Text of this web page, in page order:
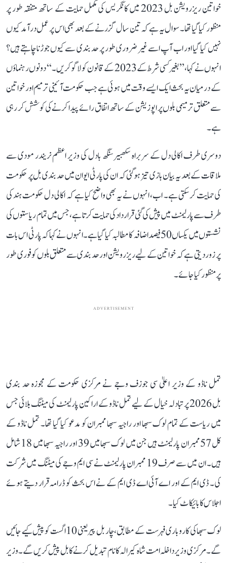
خواتین ریزرویشن بل 2023 میں کانگریس کی مکمل حمایت کے ساتھ متفقہ طور پر
منظور کیا گیا تھا۔ سوال یہ ہے کہ تین سال گزرنے کے بعد بھی اس پر عمل درآمد کیوں
نہیں کیا گیا اور اب آپ اسے غیر ضروری طور پر حد بندی سے کیوں جوڑنا چاہتے ہیں؟
انہوں نے کہا، ’’بغیر کسی شرط کے 2023 کے قانون کو لاگو کریں۔‘‘ دونوں رہنماؤں
کے درمیان یہ بحث ایک ایسے وقت میں ہوئی ہے جب حکومت آئینی ترمیم اور خواتین
سے متعلق ترمیمی بلوں پر اپوزیشن کے ساتھ اتفاق رائے پیدا کرنے کی کوشش کر رہی
ہے۔
دوسری طرف اکالی دل کے سربراہ سکھبیر سنگھ بادل کی وزیر اعظم نریندر مودی سے
ملاقات کے بعد یہ بیان بازی تیز ہوگئی کہ ان کی پارٹی ایوان میں حد بندی بل پر حکومت
کی حمایت کر سکتی ہے۔ اب، انہوں نے یہ بھی واضح کیا ہے کہ اکالی دل حکومت ہند کی
طرف سے پارلیمنٹ میں پیش کی گئی قرارداد کی حمایت کرتا ہے، جس میں تمام ریاستوں کی
نشستوں میں یکساں 50 فیصد اضافہ کا مطالبہ کیا گیا ہے۔ انہوں نے کہا کہ پارٹی اس بات
پر زور دیتی ہے کہ خواتین کے لیے ریزرویشن اور حد بندی سے متعلق بلوں کو فوری طور
پر منظور کیا جائے۔
ADVERTISEMENT
تمل ناڈو کے وزیر اعلیٰ سی جوزف وجے نے مرکزی حکومت کے مجوزہ حد بندی
بل 2026 پر تبادلہ خیال کے لیے تمل ناڈو کے اراکین پارلیمنٹ کی میٹنگ بلائی جس
میں ریاست کے تمام لوک سبھا اور راجیہ سبھا ممبران کو مدعو کیا گیا تھا۔ تمل ناڈو کے
کل 57 ممبران پارلیمنٹ ہیں جن میں لوک سبھا میں 39 اور راجیہ سبھا میں 18 شامل
ہیں۔ ان میں سے صرف 19 ممبران پارلیمنٹ نے سی ایم وجے کی میٹنگ میں شرکت
کی۔ ڈی ایم کے اور اے آئی اے ڈی ایم کے نے اس بحث کو ڈرامہ قرار دیتے ہوئے
اجلاس کا بائیکاٹ کیا۔
لوک سبھا کی کاروباری فہرست کے مطابق، چار بل پیر یعنی 10 اگست کو پیش کیے جائیں
گے۔ مرکزی وزیر داخلہ امت شاہ کیرالہ کا نام تبدیل کرنے کا بل پیش کریں گے۔ وزیر